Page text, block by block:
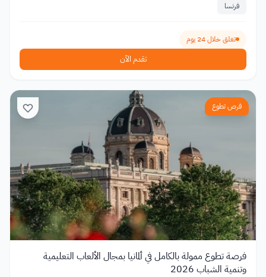
فرنسا
تغلق خلال 24 يوم
تقدم الآن
فرص تطوع
فرصة تطوع ممولة بالكامل في ألمانيا بمجال الألعاب التعليمية
وتنمية الشباب 2026